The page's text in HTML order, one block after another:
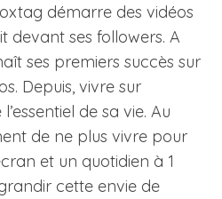
démarre des vidéos
devant ses followers. A
ses premiers succès sur
Depuis, vivre sur
de sa vie. Au
de ne plus vivre pour
et un quotidien à 1
cette envie de